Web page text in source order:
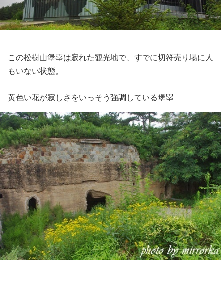
この松樹山堡塁は寂れた観光地で、すでに切符売り場に人
もいない状態。
黄色い花が寂しさをいっそう強調している堡塁